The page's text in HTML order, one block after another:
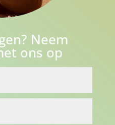
Neem
ons op